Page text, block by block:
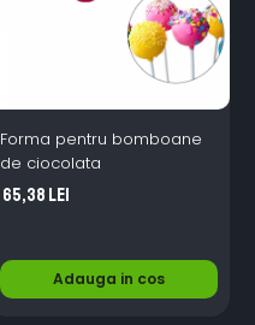
Forma pentru bomboane
de ciocolata
65,38 Lei
Adauga in cos